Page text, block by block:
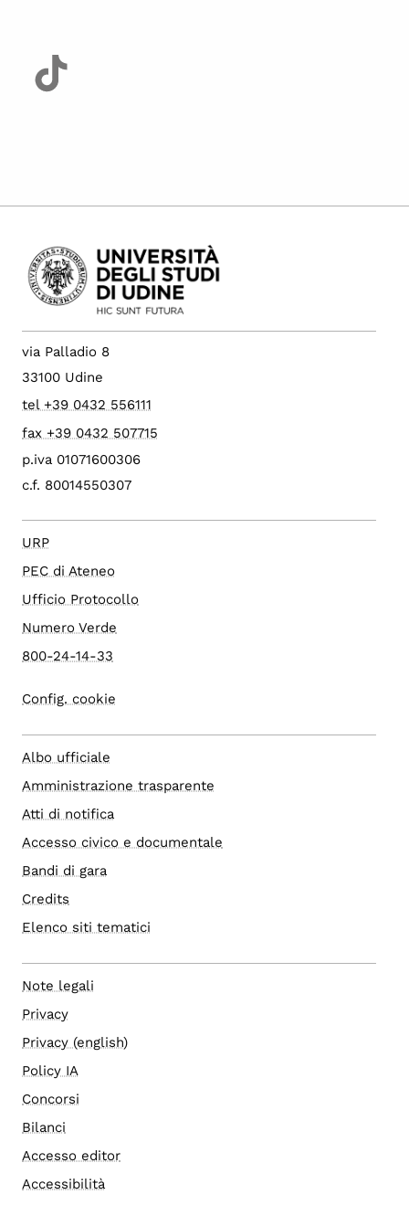
via Palladio 8
33100 Udine
tel +39 0432 556111
fax +39 0432 507715
p.iva 01071600306
c.f. 80014550307
URP
PEC di Ateneo
Ufficio Protocollo
Numero Verde
800-24-14-33
Config. cookie
Albo ufficiale
Amministrazione trasparente
Atti di notifica
Accesso civico e documentale
Bandi di gara
Credits
Elenco siti tematici
Note legali
Privacy
Privacy (english)
Policy IA
Concorsi
Bilanci
Accesso editor
Accessibilità